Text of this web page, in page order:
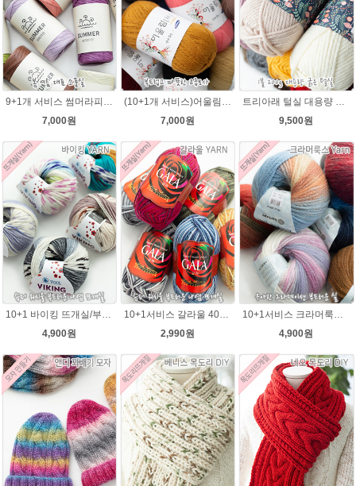
9+1개 서비스 썸머라피아 50g , 라탄 라피아 모자 가방뜨개실
7,000원
(10+1개 서비스)어울림 40g(400m) 뜨개실/얇지만 가볍고 따뜻한털실 손뜨개조끼 니트
7,000원
트리아래 털실 대용량 굵은실 가볍고 부드러운겨울 뜨개실 목도리실
9,500원
10+1 바이킹 뜨개실/부드러운 나염 아기털실 목도리실 Viking Yarn
4,900원
10+1서비스 갈라울 40g(130m) 슈퍼워시울 뜨개실 스웨터 뜨개질옷 털실
2,990원
10+1서비스 크라머룩스 털실/부드러운 나염뜨개실 목도리뜨개질 수입 그라데이션털실
4,900원